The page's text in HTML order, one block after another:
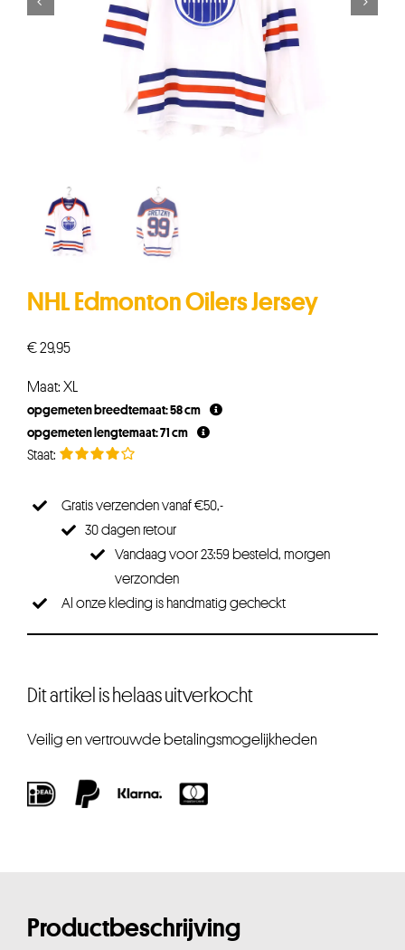
NHL Edmonton Oilers Jersey
€29,95
Maat: XL
opgemeten breedtemaat: 58 cm
opgemeten lengtemaat: 71 cm
Gratis verzenden vanaf €50,-
30 dagen retour
Vandaag voor 23:59 besteld, morgen
verzonden
Al onze kleding is handmatig gecheckt
Dit artikel is helaas uitverkocht
Veilig en vertrouwde betalingsmogelijkheden
Productbeschrijving